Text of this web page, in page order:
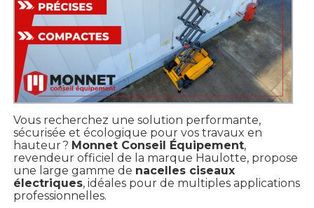
Vous recherchez une solution performante,
sécurisée et écologique pour vos travaux en
hauteur ? Monnet Conseil Équipement,
revendeur officiel de la marque Haulotte, propose
une large gamme de nacelles ciseaux
électriques, idéales pour de multiples applications
professionnelles.